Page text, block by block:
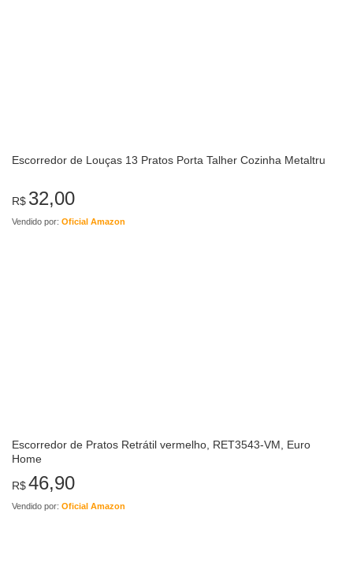
Escorredor de Louças 13 Pratos Porta Talher Cozinha Metaltru
R$ 32,00
Vendido por: Oficial Amazon
Escorredor de Pratos Retrátil vermelho, RET3543-VM, Euro
Home
R$46,90
Vendido por: Oficial Amazon